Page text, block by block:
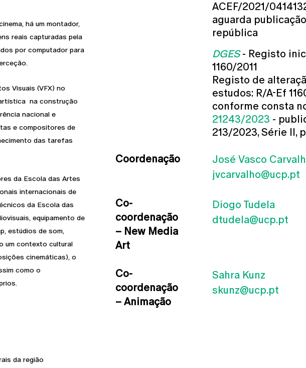
há um montador,
reais capturadas pela
por computador para
Visuais (VFX) no
na construção
nacional e
e compositores de
das tarefas
da Escola das Artes
internacionais de
da Escola das
equipamento de
estúdios de som,
um contexto cultural
cinemáticas), o
como o
da região
ACEF/2021/
aguarda
república
DGES - Registo
1160/2011
Registo de
estudos: R/A-Ef
conforme consta
21243/2023 -
213/2023, Série II,
Coordenação
José Vasco
jvcarvalho@ucp.pt
Co-
coordenação
– New Media
Art
Diogo Tudela
dtudela@ucp.pt
Co-
coordenação
– Animação
Sahra Kunz
skunz@ucp.pt